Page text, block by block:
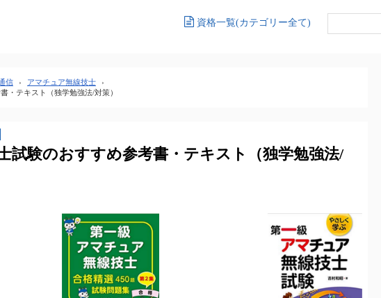
資格一覧(カテゴリー全て)
信 › アマチュア無線技士
›
・テキスト（独学勉強法/対策）
試験のおすすめ参考書・テキスト（独学勉強法/